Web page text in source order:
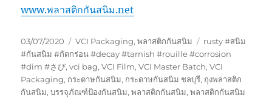
www.พลาสติกกันสนิม.net
Posted
on
03/07/2020 Categories
VCI Packaging,พลาสติกกันสนิม Tags
rusty #สนิม
#กันสนิม #กัดกร่อน #decay #tarnish #rouille #corrosion
#dim #さび,vci bag,VCI Film,VCI Master Batch,VCI
Packaging, กระดาษกันสนิม, กระดาษกันสนิม ชลบุรี, ถุงพลาสติก
กันสนิม,บรรจุภัณฑ์ป้องกันสนิม,พลาสติกกันสนิม,พลาสติกกันสนิม